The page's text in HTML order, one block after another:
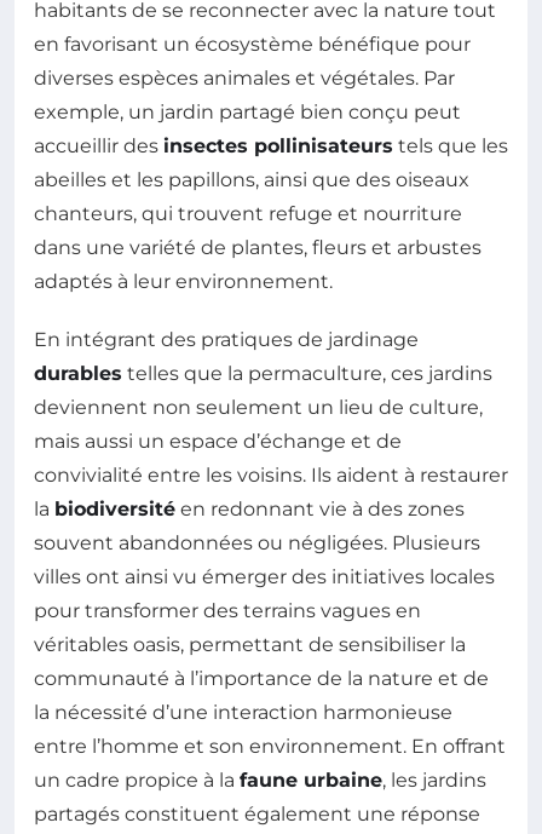
habitants de se reconnecter avec la nature tout
en favorisant un écosystème bénéfique pour
diverses espèces animales et végétales. Par
exemple, un jardin partagé bien conçu peut
accueillir des insectes pollinisateurs tels que les
abeilles et les papillons, ainsi que des oiseaux
chanteurs, qui trouvent refuge et nourriture
dans une variété de plantes, fleurs et arbustes
adaptés à leur environnement.
En intégrant des pratiques de jardinage
durables telles que la permaculture, ces jardins
deviennent non seulement un lieu de culture,
mais aussi un espace d’échange et de
convivialité entre les voisins. Ils aident à restaurer
la biodiversité en redonnant vie à des zones
souvent abandonnées ou négligées. Plusieurs
villes ont ainsi vu émerger des initiatives locales
pour transformer des terrains vagues en
véritables oasis, permettant de sensibiliser la
communauté à l’importance de la nature et de
la nécessité d’une interaction harmonieuse
entre l’homme et son environnement. En offrant
un cadre propice à la faune urbaine, les jardins
partagés constituent également une réponse